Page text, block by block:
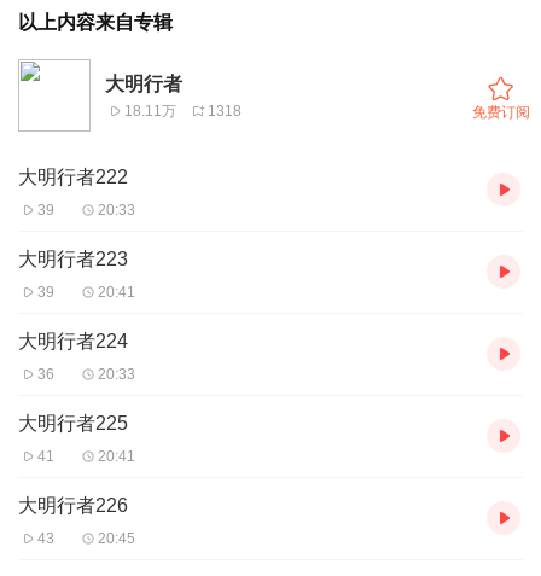
以上内容来自专辑
大明行者
18.11万 1318 免费订阅
大明行者222
39 20:33
大明行者223
39 20:41
大明行者224
36 20:33
大明行者225
41 20:41
大明行者226
43 20:45